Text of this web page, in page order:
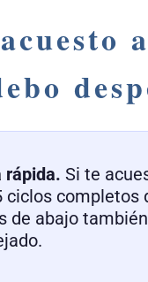
rápida. Si te
ciclos completos
de abajo